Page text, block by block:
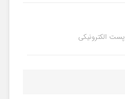
پست الکترونیکی